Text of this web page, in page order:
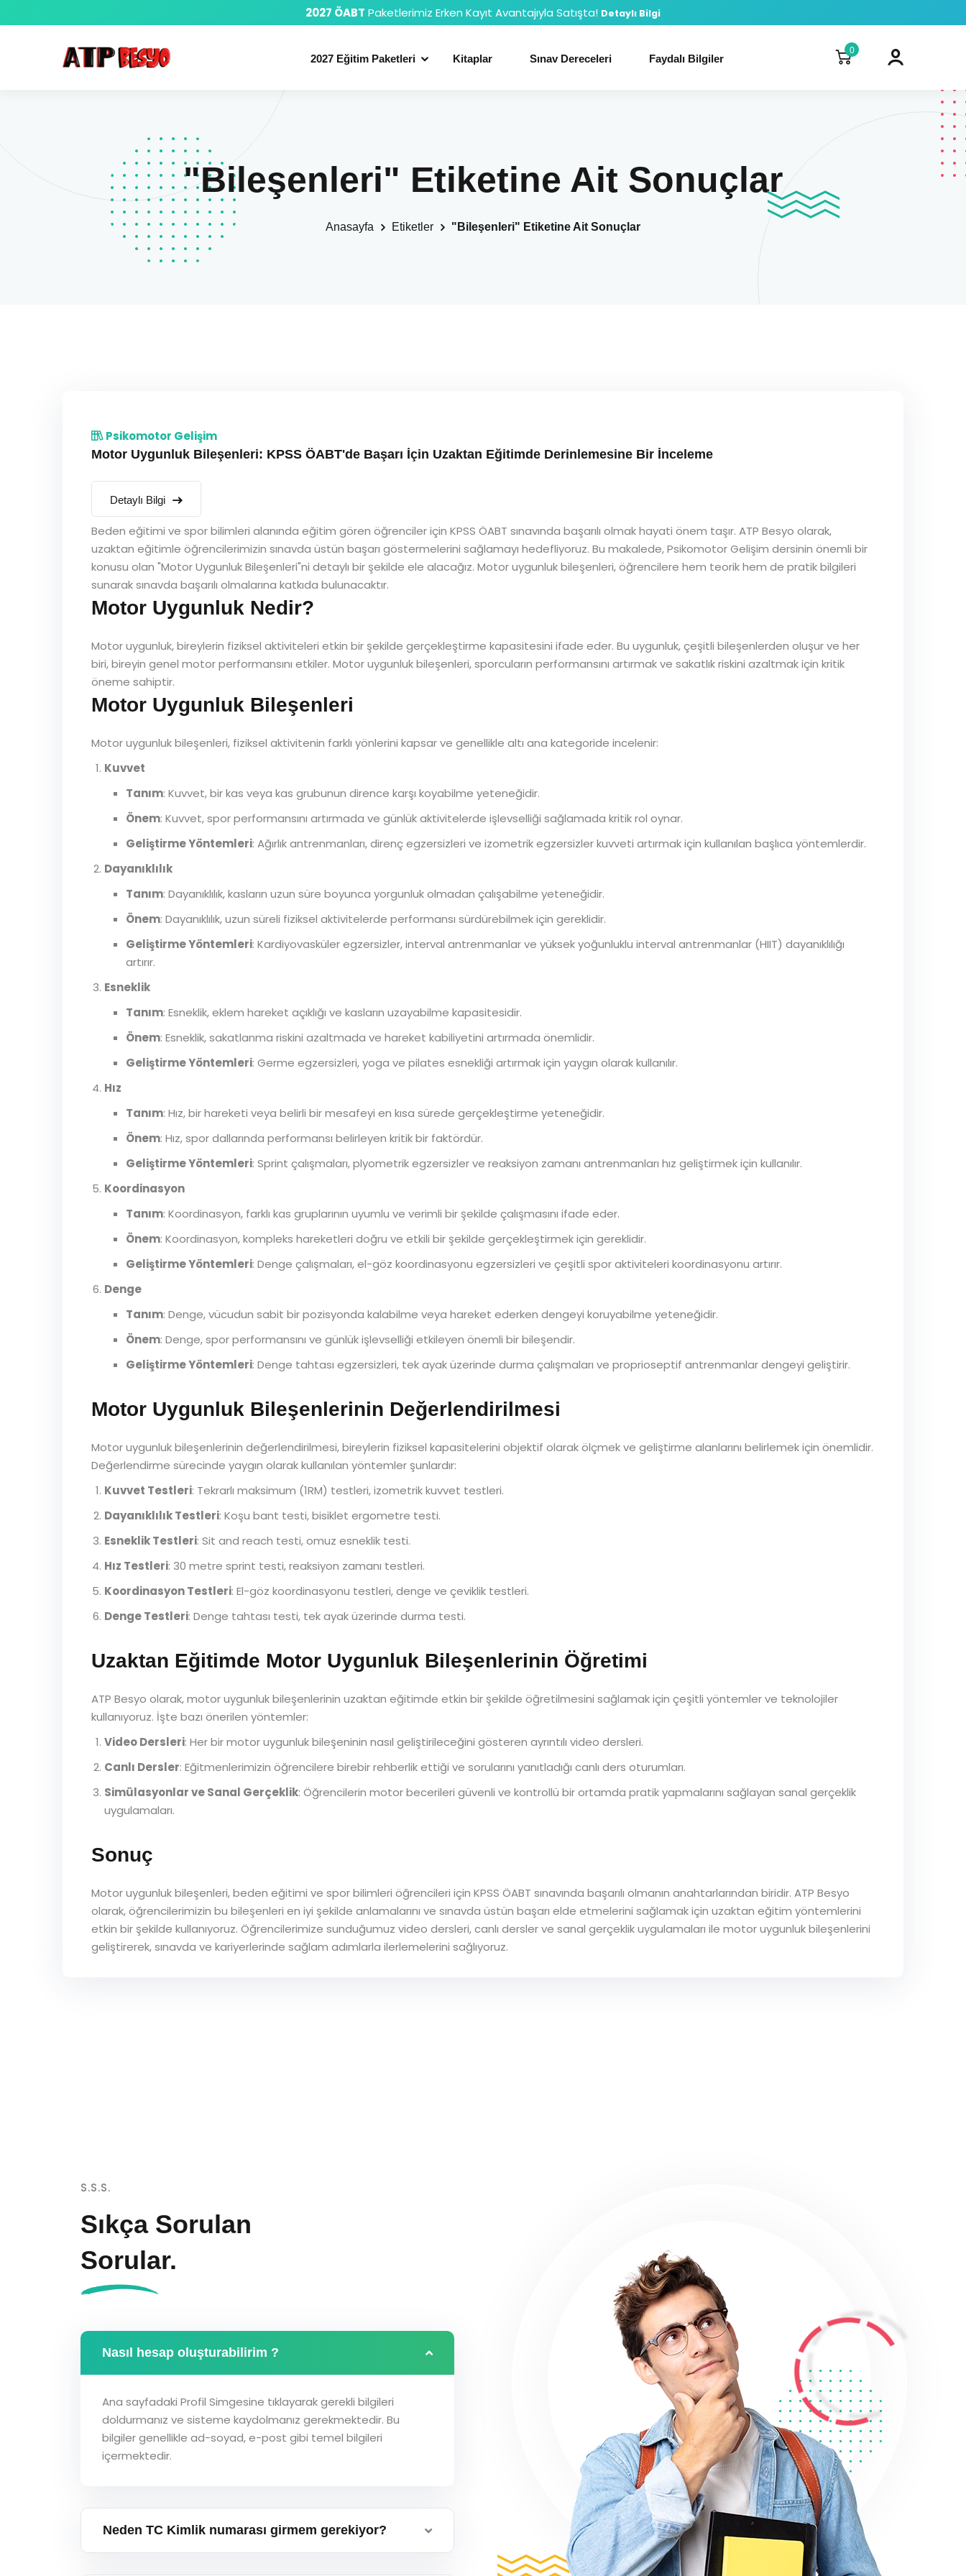
2027 ÖABT Paketlerimiz Erken Kayıt Avantajıyla Satışta! Detaylı Bilgi
2027 Eğitim Paketleri Kitaplar Sınav Dereceleri Faydalı Bilgiler
0
"Bileşenleri" Etiketine Ait Sonuçlar
Anasayfa Etiketler "Bileşenleri" Etiketine Ait Sonuçlar
Psikomotor Gelişim
Motor Uygunluk Bileşenleri: KPSS ÖABT'de Başarı İçin Uzaktan Eğitimde Derinlemesine Bir İnceleme
Detaylı Bilgi
Beden eğitimi ve spor bilimleri alanında eğitim gören öğrenciler için KPSS ÖABT sınavında başarılı olmak hayati önem taşır. ATP Besyo olarak,
uzaktan eğitimle öğrencilerimizin sınavda üstün başarı göstermelerini sağlamayı hedefliyoruz. Bu makalede, Psikomotor Gelişim dersinin önemli bir
konusu olan "Motor Uygunluk Bileşenleri"ni detaylı bir şekilde ele alacağız. Motor uygunluk bileşenleri, öğrencilere hem teorik hem de pratik bilgileri
sunarak sınavda başarılı olmalarına katkıda bulunacaktır.
Motor Uygunluk Nedir?
Motor uygunluk, bireylerin fiziksel aktiviteleri etkin bir şekilde gerçekleştirme kapasitesini ifade eder. Bu uygunluk, çeşitli bileşenlerden oluşur ve her
biri, bireyin genel motor performansını etkiler. Motor uygunluk bileşenleri, sporcuların performansını artırmak ve sakatlık riskini azaltmak için kritik
öneme sahiptir.
Motor Uygunluk Bileşenleri
Motor uygunluk bileşenleri, fiziksel aktivitenin farklı yönlerini kapsar ve genellikle altı ana kategoride incelenir:
Kuvvet
Tanım: Kuvvet, bir kas veya kas grubunun dirence karşı koyabilme yeteneğidir.
Önem: Kuvvet, spor performansını artırmada ve günlük aktivitelerde işlevselliği sağlamada kritik rol oynar.
Geliştirme Yöntemleri: Ağırlık antrenmanları, direnç egzersizleri ve izometrik egzersizler kuvveti artırmak için kullanılan başlıca yöntemlerdir.
Dayanıklılık
Tanım: Dayanıklılık, kasların uzun süre boyunca yorgunluk olmadan çalışabilme yeteneğidir.
Önem: Dayanıklılık, uzun süreli fiziksel aktivitelerde performansı sürdürebilmek için gereklidir.
Geliştirme Yöntemleri: Kardiyovasküler egzersizler, interval antrenmanlar ve yüksek yoğunluklu interval antrenmanlar (HIIT) dayanıklılığı
artırır.
Esneklik
Tanım: Esneklik, eklem hareket açıklığı ve kasların uzayabilme kapasitesidir.
Önem: Esneklik, sakatlanma riskini azaltmada ve hareket kabiliyetini artırmada önemlidir.
Geliştirme Yöntemleri: Germe egzersizleri, yoga ve pilates esnekliği artırmak için yaygın olarak kullanılır.
Hız
Tanım: Hız, bir hareketi veya belirli bir mesafeyi en kısa sürede gerçekleştirme yeteneğidir.
Önem: Hız, spor dallarında performansı belirleyen kritik bir faktördür.
Geliştirme Yöntemleri: Sprint çalışmaları, plyometrik egzersizler ve reaksiyon zamanı antrenmanları hız geliştirmek için kullanılır.
Koordinasyon
Tanım: Koordinasyon, farklı kas gruplarının uyumlu ve verimli bir şekilde çalışmasını ifade eder.
Önem: Koordinasyon, kompleks hareketleri doğru ve etkili bir şekilde gerçekleştirmek için gereklidir.
Geliştirme Yöntemleri: Denge çalışmaları, el-göz koordinasyonu egzersizleri ve çeşitli spor aktiviteleri koordinasyonu artırır.
Denge
Tanım: Denge, vücudun sabit bir pozisyonda kalabilme veya hareket ederken dengeyi koruyabilme yeteneğidir.
Önem: Denge, spor performansını ve günlük işlevselliği etkileyen önemli bir bileşendir.
Geliştirme Yöntemleri: Denge tahtası egzersizleri, tek ayak üzerinde durma çalışmaları ve proprioseptif antrenmanlar dengeyi geliştirir.
Motor Uygunluk Bileşenlerinin Değerlendirilmesi
Motor uygunluk bileşenlerinin değerlendirilmesi, bireylerin fiziksel kapasitelerini objektif olarak ölçmek ve geliştirme alanlarını belirlemek için önemlidir.
Değerlendirme sürecinde yaygın olarak kullanılan yöntemler şunlardır:
Kuvvet Testleri: Tekrarlı maksimum (1RM) testleri, izometrik kuvvet testleri.
Dayanıklılık Testleri: Koşu bant testi, bisiklet ergometre testi.
Esneklik Testleri: Sit and reach testi, omuz esneklik testi.
Hız Testleri: 30 metre sprint testi, reaksiyon zamanı testleri.
Koordinasyon Testleri: El-göz koordinasyonu testleri, denge ve çeviklik testleri.
Denge Testleri: Denge tahtası testi, tek ayak üzerinde durma testi.
Uzaktan Eğitimde Motor Uygunluk Bileşenlerinin Öğretimi
ATP Besyo olarak, motor uygunluk bileşenlerinin uzaktan eğitimde etkin bir şekilde öğretilmesini sağlamak için çeşitli yöntemler ve teknolojiler
kullanıyoruz. İşte bazı önerilen yöntemler:
Video Dersleri: Her bir motor uygunluk bileşeninin nasıl geliştirileceğini gösteren ayrıntılı video dersleri.
Canlı Dersler: Eğitmenlerimizin öğrencilere birebir rehberlik ettiği ve sorularını yanıtladığı canlı ders oturumları.
Simülasyonlar ve Sanal Gerçeklik: Öğrencilerin motor becerileri güvenli ve kontrollü bir ortamda pratik yapmalarını sağlayan sanal gerçeklik
uygulamaları.
Sonuç
Motor uygunluk bileşenleri, beden eğitimi ve spor bilimleri öğrencileri için KPSS ÖABT sınavında başarılı olmanın anahtarlarından biridir. ATP Besyo
olarak, öğrencilerimizin bu bileşenleri en iyi şekilde anlamalarını ve sınavda üstün başarı elde etmelerini sağlamak için uzaktan eğitim yöntemlerini
etkin bir şekilde kullanıyoruz. Öğrencilerimize sunduğumuz video dersleri, canlı dersler ve sanal gerçeklik uygulamaları ile motor uygunluk bileşenlerini
geliştirerek, sınavda ve kariyerlerinde sağlam adımlarla ilerlemelerini sağlıyoruz.
S.S.S.
Sıkça Sorulan
Sorular.
Nasıl hesap oluşturabilirim ?
Ana sayfadaki Profil Simgesine tıklayarak gerekli bilgileri
doldurmanız ve sisteme kaydolmanız gerekmektedir. Bu
bilgiler genellikle ad-soyad, e-post gibi temel bilgileri
içermektedir.
Neden TC Kimlik numarası girmem gerekiyor?